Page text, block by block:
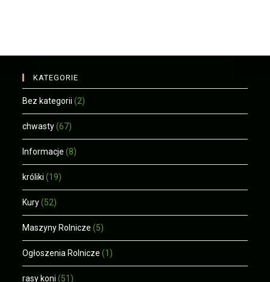
KATEGORIE
Bez kategorii (2)
chwasty (67)
Informacje (8)
króliki (19)
Kury (52)
Maszyny Rolnicze (5)
Ogłoszenia Rolnicze (1)
rasy koni (51)